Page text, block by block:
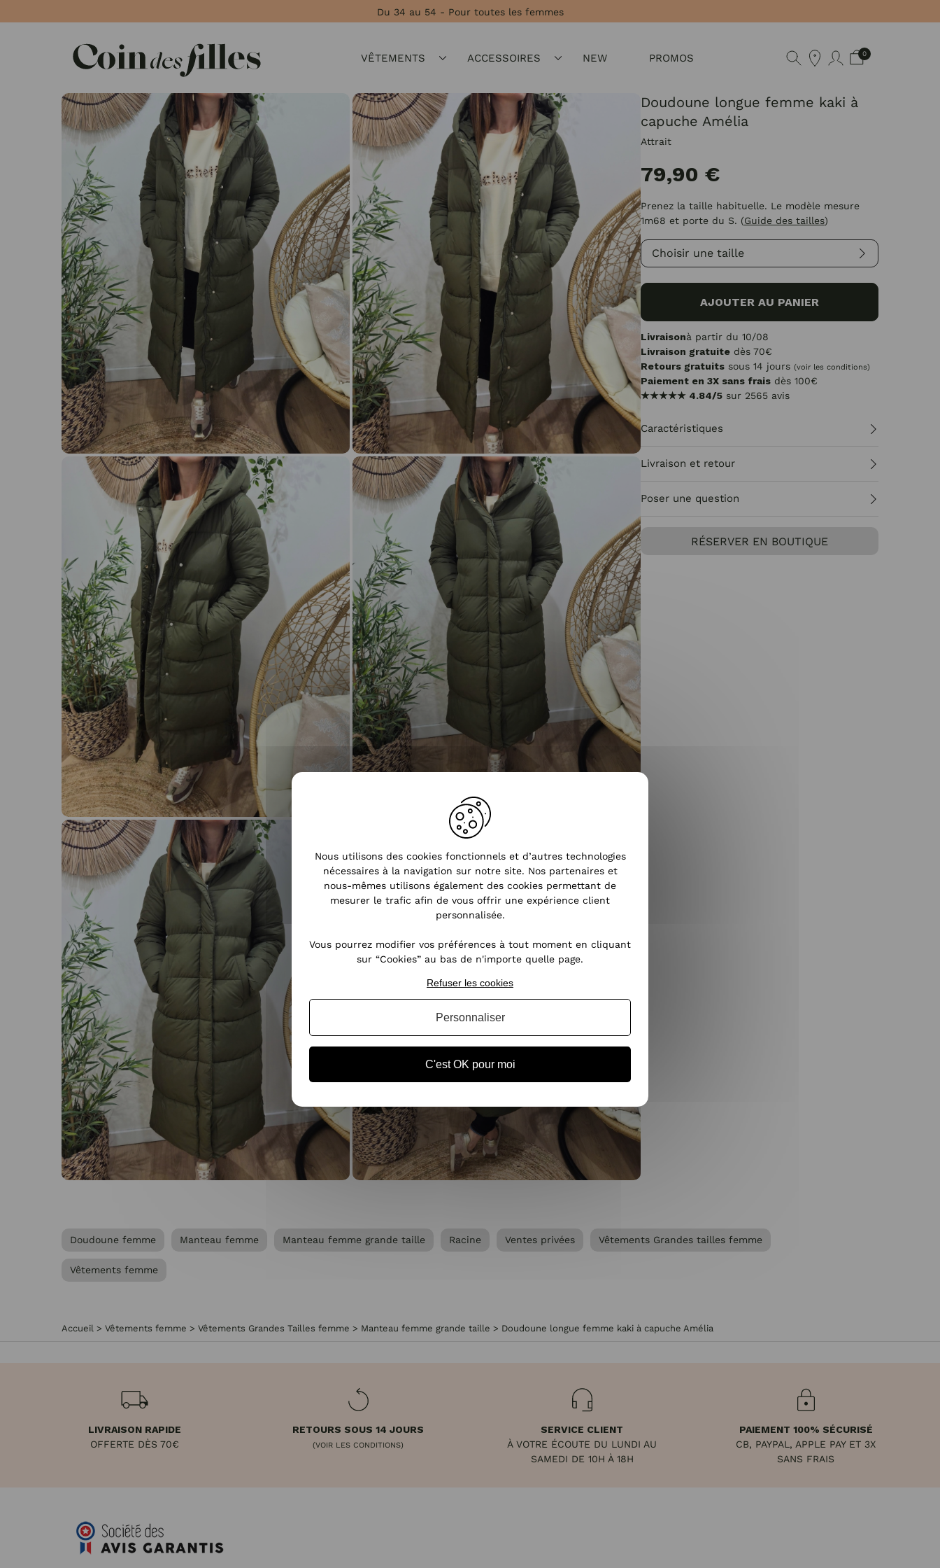
Du 34 au 54 - Pour toutes les femmes
VÊTEMENTS ACCESSOIRES NEW PROMOS 0
Doudoune longue femme kaki à
capuche Amélia
Attrait
79,90 €
Prenez la taille habituelle. Le modèle mesure
1m68 et porte du S. (Guide des tailles)
Choisir une taille
AJOUTER AU PANIER
Livraisonà partir du 10/08
Livraison gratuite dès 70€
Retours gratuits sous 14 jours (voir les conditions)
Paiement en 3X sans frais dès 100€
★★★★★ 4.84/5 sur 2565 avis
Caractéristiques
Livraison et retour
Poser une question
RÉSERVER EN BOUTIQUE
Doudoune femme Manteau femme Manteau femme grande taille Racine Ventes privées Vêtements Grandes tailles femme
Vêtements femme
Accueil > Vêtements femme > Vêtements Grandes Tailles femme > Manteau femme grande taille > Doudoune longue femme kaki à capuche Amélia
LIVRAISON RAPIDE
OFFERTE DÈS 70€
RETOURS SOUS 14 JOURS
(VOIR LES CONDITIONS)
SERVICE CLIENT
À VOTRE ÉCOUTE DU LUNDI AU
SAMEDI DE 10H À 18H
PAIEMENT 100% SÉCURISÉ
CB, PAYPAL, APPLE PAY ET 3X
SANS FRAIS
Nous utilisons des cookies fonctionnels et d’autres technologies
nécessaires à la navigation sur notre site. Nos partenaires et
nous-mêmes utilisons également des cookies permettant de
mesurer le trafic afin de vous offrir une expérience client
personnalisée.
Vous pourrez modifier vos préférences à tout moment en cliquant
sur “Cookies” au bas de n'importe quelle page.
C'est OK pour moi
Refuser les cookies
Personnaliser